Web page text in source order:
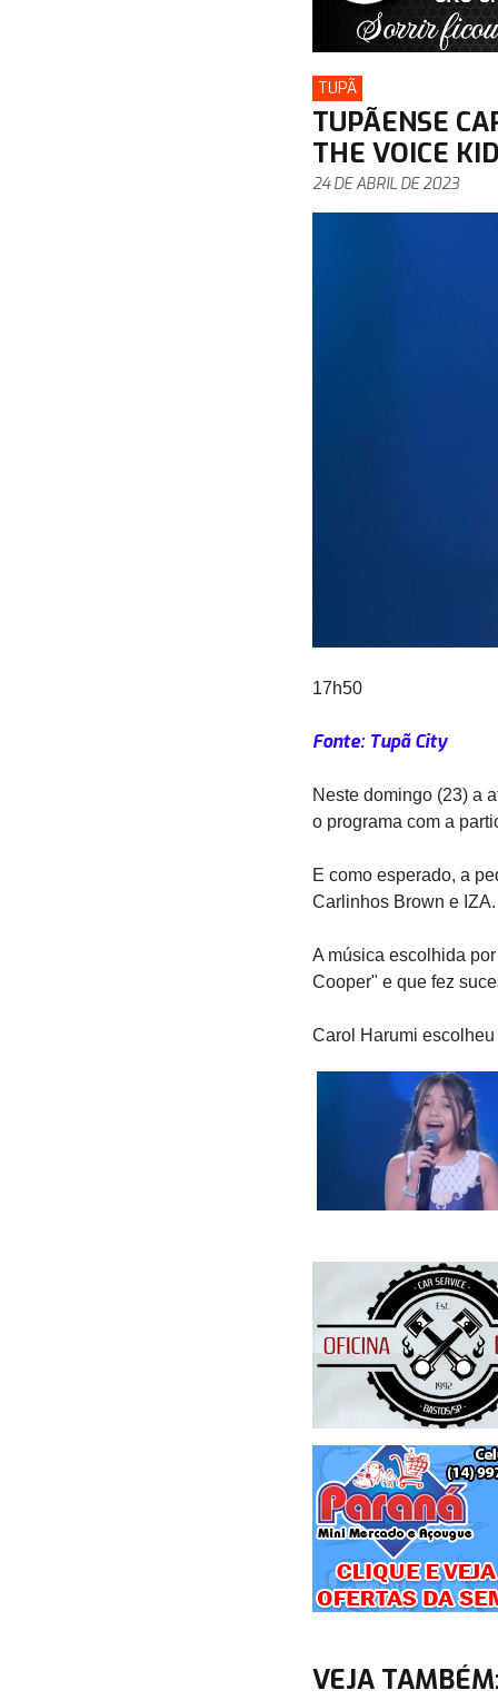
TUPÃ
TUPÃENSE
THE VOICE
24 DE ABRIL DE 2023
17h50
Fonte: Tupã City
Neste domingo (23) a
o programa com a
E como esperado, a
Carlinhos Brown e IZA.
A música escolhida
Cooper" e que fez
Carol Harumi
VEJA